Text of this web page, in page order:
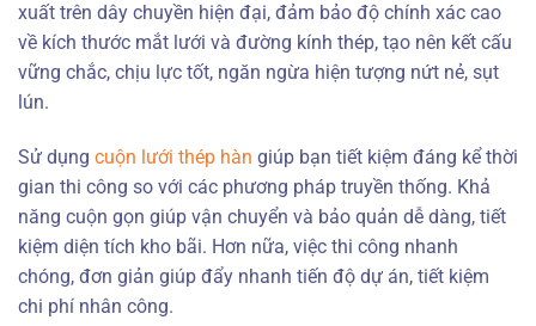
xuất trên dây chuyền hiện đại, đảm bảo độ chính xác cao
về kích thước mắt lưới và đường kính thép, tạo nên kết cấu
vững chắc, chịu lực tốt, ngăn ngừa hiện tượng nứt nẻ, sụt
lún.
Sử dụng cuộn lưới thép hàn giúp bạn tiết kiệm đáng kể thời
gian thi công so với các phương pháp truyền thống. Khả
năng cuộn gọn giúp vận chuyển và bảo quản dễ dàng, tiết
kiệm diện tích kho bãi. Hơn nữa, việc thi công nhanh
chóng, đơn giản giúp đẩy nhanh tiến độ dự án, tiết kiệm
chi phí nhân công.